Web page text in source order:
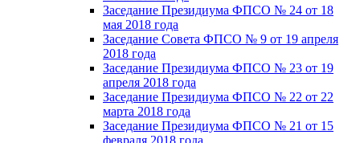
Заседание Президиума ФПСО № 24 от 18
мая 2018 года
Заседание Совета ФПСО № 9 от 19 апреля
2018 года
Заседание Президиума ФПСО № 23 от 19
апреля 2018 года
Заседание Президиума ФПСО № 22 от 22
марта 2018 года
Заседание Президиума ФПСО № 21 от 15
февраля 2018 года